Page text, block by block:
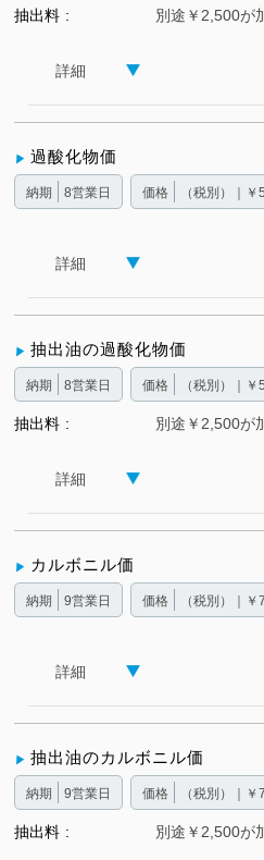
抽出料 別途￥2,500が
詳細
過酸化物価
納期 8営業日 価格 （税別）｜
詳細
抽出油の過酸化物価
納期 8営業日 価格 （税別）｜
抽出料 別途￥2,500が
詳細
カルボニル価
納期 9営業日 価格 （税別）｜
詳細
抽出油のカルボニル価
納期 9営業日 価格 （税別）｜
抽出料 別途￥2,500が